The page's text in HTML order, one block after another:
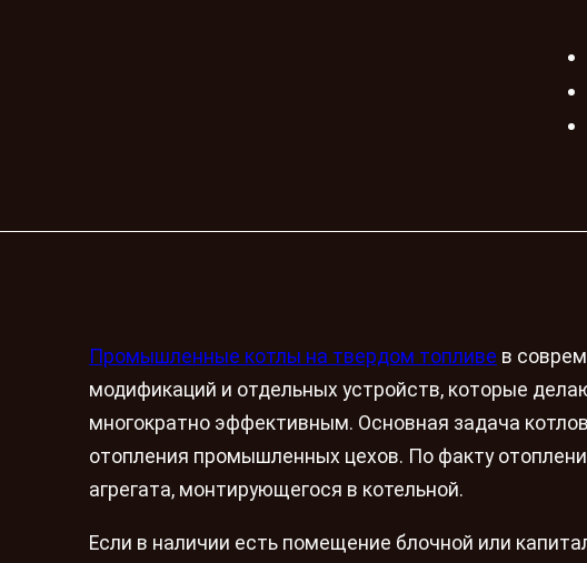
Промышленные котлы на твердом топливе в
модификаций и отдельных устройств, которые
многократно эффективным. Основная задача
отопления промышленных цехов. По факту
агрегата, монтирующегося в котельной.
Если в наличии есть помещение блочной или